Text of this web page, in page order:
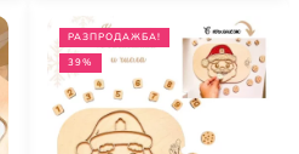
РАЗПРОДАЖБА!
39%